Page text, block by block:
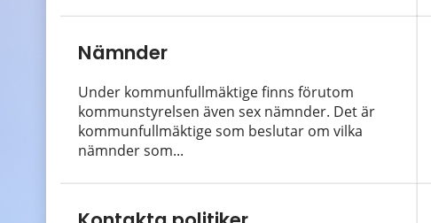
Nämnder
Under kommunfullmäktige finns förutom
kommunstyrelsen även sex nämnder. Det är
kommunfullmäktige som beslutar om vilka
nämnder som...